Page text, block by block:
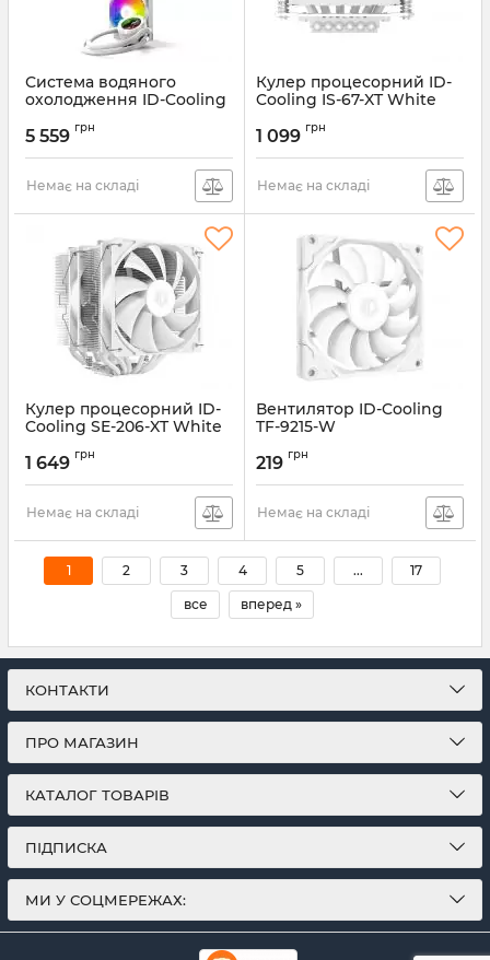
Система водяного
охолодження ID-Cooling
White
Артикул: SL360 XE White
5 559 грн
Немає на складі
Кулер процесорний ID-
Cooling IS-67-XT White
1 099 грн
Немає на складі
Кулер процесорний ID-
Cooling SE-206-XT White
1 649 грн
Немає на складі
Вентилятор ID-Cooling
TF-9215-W
219 грн
Немає на складі
1 2 3 4 5 ... 17
все вперед »
КОНТАКТИ
ПРО МАГАЗИН
КАТАЛОГ ТОВАРІВ
ПІДПИСКА
МИ У СОЦМЕРЕЖАХ: